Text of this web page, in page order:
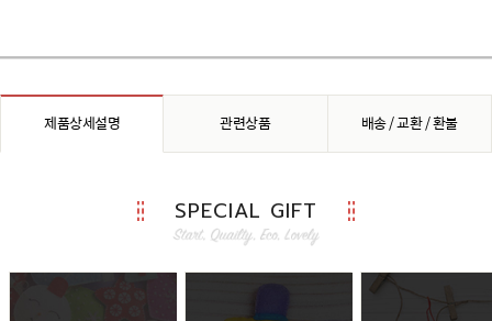
제품상세설명 관련상품 배송 / 교환 / 환불
SPECIAL GIFT